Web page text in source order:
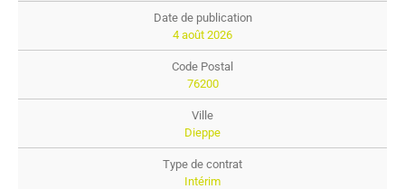
4 août 2026
76200
Dieppe
Intérim